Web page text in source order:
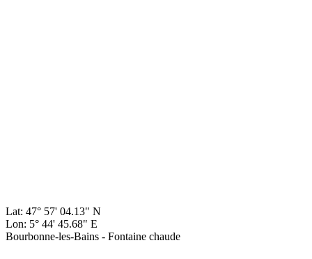
Lat: 47° 57' 04.13" N
Lon: 5° 44' 45.68" E
Bourbonne-les-Bains - Fontaine chaude